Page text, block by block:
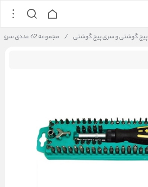
پیچ گوشتی و سری پیچ گوشتی / مجموعه 62 عددی سری پیچ گوشتی پروسکیت مدل SD-205